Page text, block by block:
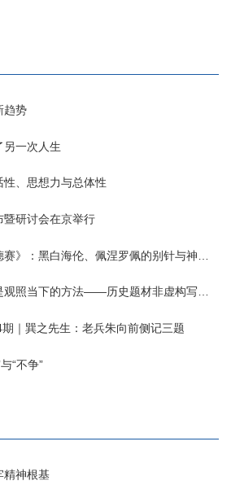
趋势
另一次人生
、思想力与总体性
暨研讨会在京举行
：黑白海伦、佩涅罗佩的别针与神秘入侵者
当下的方法——历史题材非虚构写作多人谈
期｜巽之先生：老兵朱向前侧记三题
“不争”
精神根基